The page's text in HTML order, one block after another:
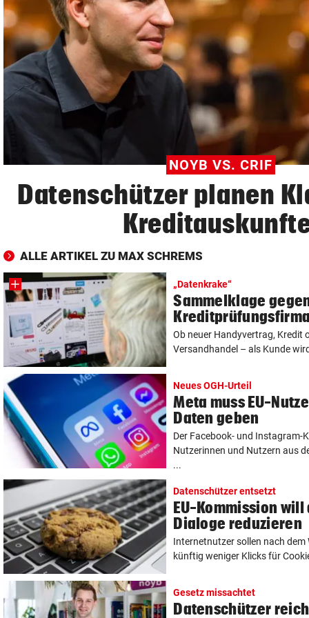
© Krone Multimedia GmbH & Co KG 2026
Muthgasse 2, 1190 Wien
NOYB VS. CRIF
Datenschützer planen
ALLE ARTIKEL ZU MAX SCHREMS
„Datenkrake“
Sammelklage
Kreditprüfungsfirma
Ob neuer Handyvertrag, Kredit
Versandhandel – als Kunde
Neues OGH-Urteil
Meta muss EU-
Daten geben
Der Facebook- und Instagram-
Nutzerinnen und Nutzern aus
...
Datenschützer entsetzt
EU-Kommission
Dialoge reduzieren
Internetnutzer sollen nach dem
künftig weniger Klicks für
Gesetz missachtet
Datenschützer